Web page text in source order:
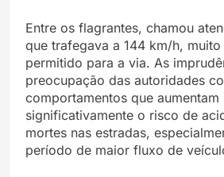
Entre os flagrantes, chamou
que trafegava a 144 km/h,
permitido para a via. As
preocupação das autoridades
comportamentos que aumentam
significativamente o risco de
mortes nas estradas,
período de maior fluxo de